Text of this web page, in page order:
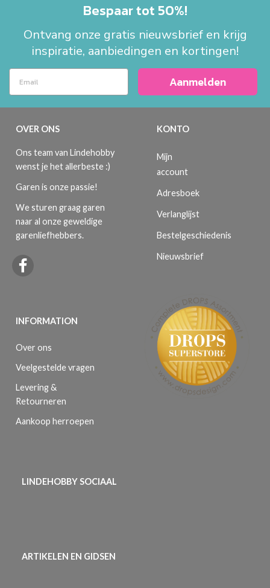
Bespaar tot 50%!
Ontvang onze gratis nieuwsbrief en krijg
inspiratie, aanbiedingen en kortingen!
Aanmelden
OVER ONS
Ons team van Lindehobby
wenst je het allerbeste :)
Garen is onze passie!
We sturen graag garen
naar al onze geweldige
garenliefhebbers.
INFORMATION
Over ons
Veelgestelde vragen
Levering &
Retourneren
Aankoop herroepen
KONTO
Mijn
account
Adresboek
Verlanglijst
Bestelgeschiedenis
Nieuwsbrief
LINDEHOBBY SOCIAAL
ARTIKELEN EN GIDSEN